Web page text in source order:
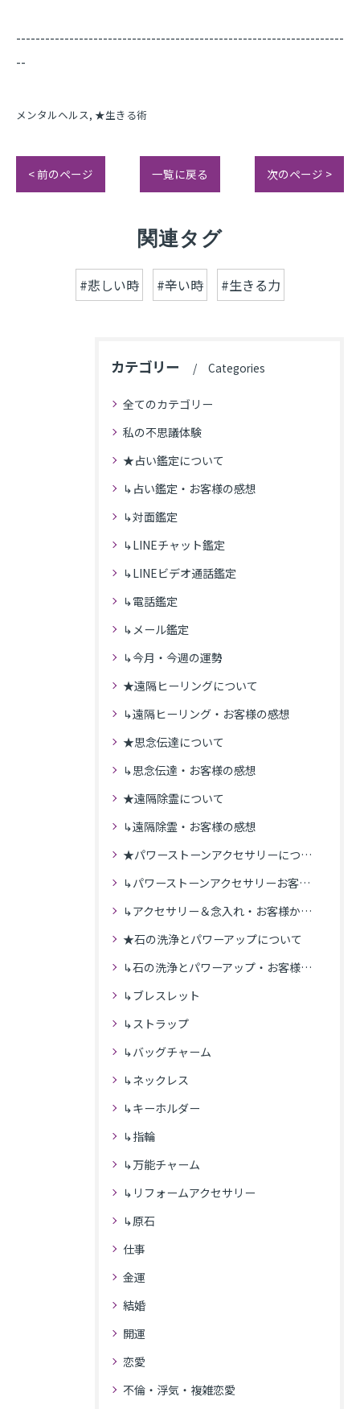
--------------------------------------------------------------------
--
メンタルヘルス ★生きる術
< 前のページ 一覧に戻る 次のページ >
関連タグ
#悲しい時 #辛い時 #生きる力
カテゴリー Categories
全てのカテゴリー
私の不思議体験
★占い鑑定について
↳占い鑑定・お客様の感想
↳対面鑑定
↳LINEチャット鑑定
↳LINEビデオ通話鑑定
↳電話鑑定
↳メール鑑定
↳今月・今週の運勢
★遠隔ヒーリングについて
↳遠隔ヒーリング・お客様の感想
★思念伝達について
↳思念伝達・お客様の感想
★遠隔除霊について
↳遠隔除霊・お客様の感想
★パワーストーンアクセサリーについて
↳パワーストーンアクセサリーお客様の発送商品一覧
↳アクセサリー＆念入れ・お客様からの感想
★石の洗浄とパワーアップについて
↳石の洗浄とパワーアップ・お客様の感想
↳ブレスレット
↳ストラップ
↳バッグチャーム
↳ネックレス
↳キーホルダー
↳指輪
↳万能チャーム
↳リフォームアクセサリー
↳原石
仕事
金運
結婚
開運
恋愛
不倫・浮気・複雑恋愛